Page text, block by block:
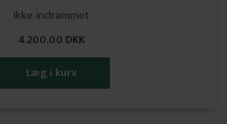
Ikke indrammet
4.200,00 DKK